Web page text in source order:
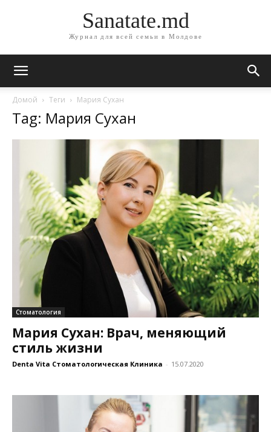
Sanatate.md
Журнал для всей семьи в Молдове
Домой Теги Мария Сухан
Tag: Мария Сухан
Стоматология
Мария Сухан: Врач, меняющий
стиль жизни
Denta Vita Стоматологическая Клиника - 15.07.2020